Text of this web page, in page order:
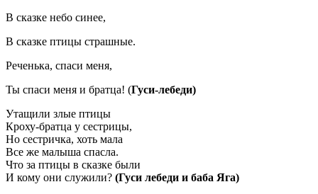
В сказке небо синее,
В сказке птицы страшные.
Реченька, спаси меня,
Ты спаси меня и братца! (Гуси-лебеди)
Утащили злые птицы
Кроху-братца у сестрицы,
Но сестричка, хоть мала
Все же малыша спасла.
Что за птицы в сказке были
И кому они служили? (Гуси лебеди и баба Яга)